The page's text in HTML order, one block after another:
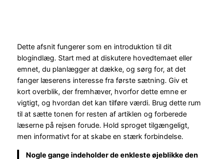
Dette afsnit fungerer som en introduktion til dit
blogindlæg. Start med at diskutere hovedtemaet eller
emnet, du planlægger at dække, og sørg for, at det
fanger læserens interesse fra første sætning. Giv et
kort overblik, der fremhæver, hvorfor dette emne er
vigtigt, og hvordan det kan tilføre værdi. Brug dette rum
til at sætte tonen for resten af artiklen og forberede
læserne på rejsen forude. Hold sproget tilgængeligt,
men informativt for at skabe en stærk forbindelse.
Nogle gange indeholder de enkleste øjeblikke den